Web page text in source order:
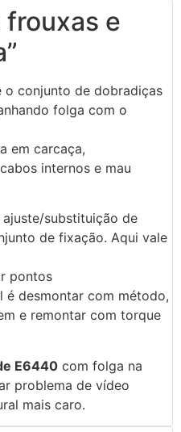
e
conjunto de dobradiças
folga com o
em carcaça,
internos e mau
substituição de
de fixação. Aqui vale
pontos
é desmontar com método,
e remontar com torque
E6440 com folga na
problema de vídeo
mais caro.